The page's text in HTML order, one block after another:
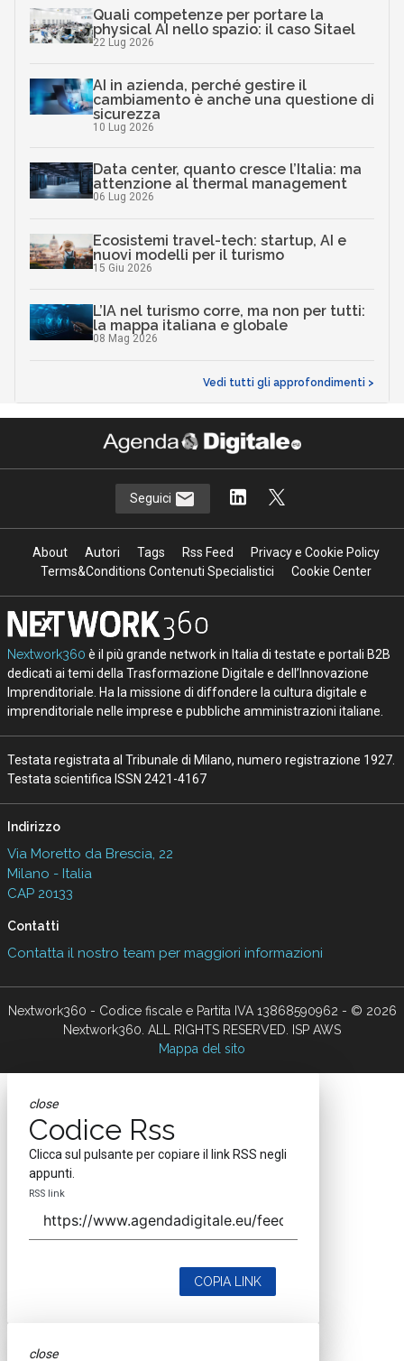
Quali competenze per portare la
physical AI nello spazio: il caso Sitael
22 Lug 2026
AI in azienda, perché gestire il
cambiamento è anche una questione di
sicurezza
10 Lug 2026
Data center, quanto cresce l’Italia: ma
attenzione al thermal management
06 Lug 2026
Ecosistemi travel-tech: startup, AI e
nuovi modelli per il turismo
15 Giu 2026
L’IA nel turismo corre, ma non per tutti:
la mappa italiana e globale
08 Mag 2026
Vedi tutti gli approfondimenti >
Seguici
About Autori Tags Rss Feed
Privacy e Cookie Policy
Terms&Conditions Contenuti Specialistici
Cookie Center
Nextwork360 è il più grande network in Italia di testate e portali B2B
dedicati ai temi della Trasformazione Digitale e dell’Innovazione
Imprenditoriale. Ha la missione di diffondere la cultura digitale e
imprenditoriale nelle imprese e pubbliche amministrazioni italiane.
Testata registrata al Tribunale di Milano, numero registrazione 1927.
Testata scientifica ISSN 2421-4167
Indirizzo
Via Moretto da Brescia, 22
Milano - Italia
CAP 20133
Contatti
Contatta il nostro team per maggiori informazioni
Nextwork360 - Codice fiscale e Partita IVA 13868590962 - © 2026
Nextwork360. ALL RIGHTS RESERVED. ISP AWS
Mappa del sito
close
Codice Rss
Clicca sul pulsante per copiare il link RSS negli
appunti.
RSS link
COPIA LINK
close